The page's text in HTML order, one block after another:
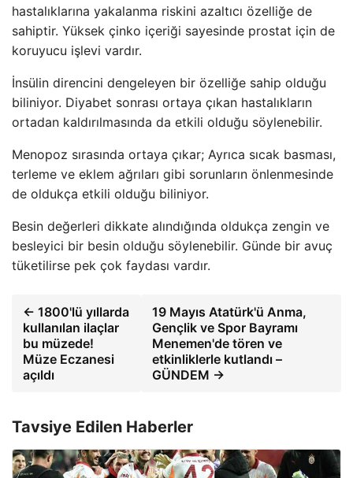
hastalıklarına yakalanma riskini azaltıcı özelliğe de
sahiptir. Yüksek çinko içeriği sayesinde prostat için de
koruyucu işlevi vardır.
İnsülin direncini dengeleyen bir özelliğe sahip olduğu
biliniyor. Diyabet sonrası ortaya çıkan hastalıkların
ortadan kaldırılmasında da etkili olduğu söylenebilir.
Menopoz sırasında ortaya çıkar; Ayrıca sıcak basması,
terleme ve eklem ağrıları gibi sorunların önlenmesinde
de oldukça etkili olduğu biliniyor.
Besin değerleri dikkate alındığında oldukça zengin ve
besleyici bir besin olduğu söylenebilir. Günde bir avuç
tüketilirse pek çok faydası vardır.
← 1800'lü yıllarda
kullanılan ilaçlar
bu müzede!
Müze Eczanesi
açıldı
19 Mayıs Atatürk'ü Anma,
Gençlik ve Spor Bayramı
Menemen'de tören ve
etkinliklerle kutlandı –
GÜNDEM →
Tavsiye Edilen Haberler